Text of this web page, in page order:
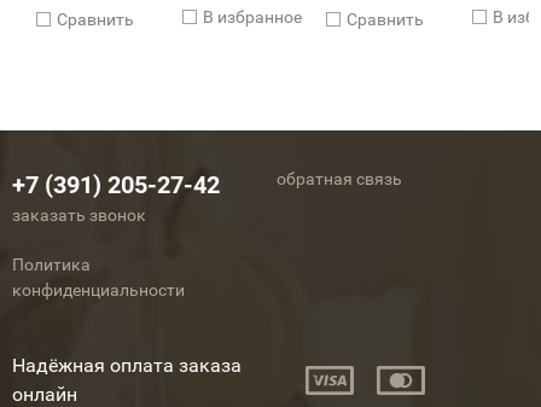
Cравнить В избранное Cравнить В
+7 (391) 205-27-42
заказать звонок
обратная связь
Политика
конфиденциальности
Надёжная оплата заказа
онлайн